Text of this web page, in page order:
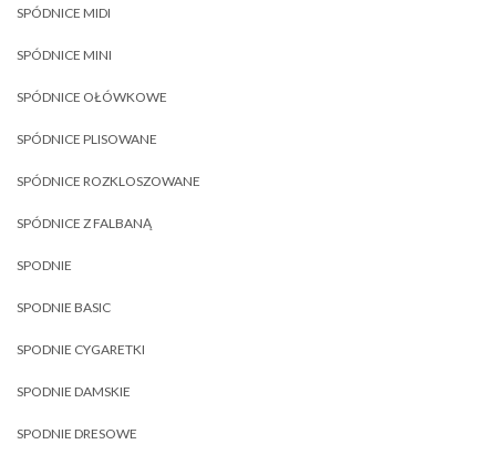
SPÓDNICE MIDI
SPÓDNICE MINI
SPÓDNICE OŁÓWKOWE
SPÓDNICE PLISOWANE
SPÓDNICE ROZKLOSZOWANE
SPÓDNICE Z FALBANĄ
SPODNIE
SPODNIE BASIC
SPODNIE CYGARETKI
SPODNIE DAMSKIE
SPODNIE DRESOWE